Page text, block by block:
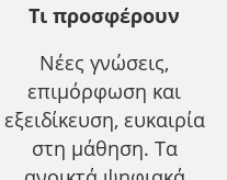
Τι προσφέρουν
Νέες γνώσεις,
επιμόρφωση και
εξειδίκευση, ευκαιρία
στη μάθηση. Τα